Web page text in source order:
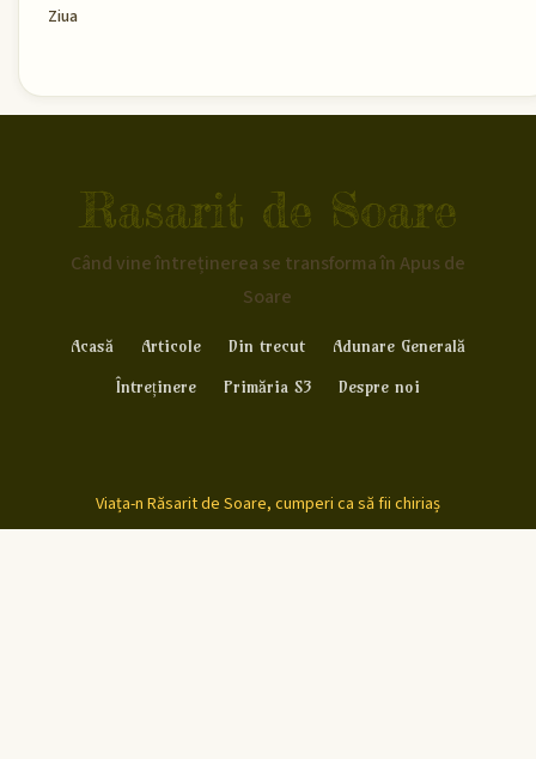
Ziua
Rasarit de Soare
Când vine întreținerea se transforma în Apus de
Soare
Acasă Articole Din trecut
Adunare Generală
Întreținere
Primăria S3 Despre noi
Viața-n Răsarit de Soare, cumperi ca să fii chiriaș